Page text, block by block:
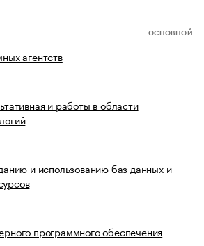
ОСНОВНОЙ
агентств
и работы в области
и использованию баз данных и
программного обеспечения